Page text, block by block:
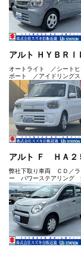
アルト ＨＹＢＲ
オートライト ／シート
ポート ／アイドリング
アルト Ｆ ＨＡ
弊社下取り車両 ＣＤ／
ー パワーステアリング